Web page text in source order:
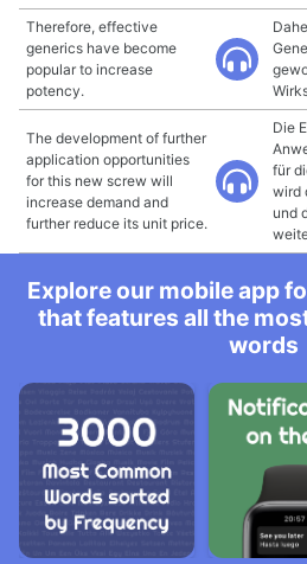
Therefore, effective
generics have become
popular to increase
potency.
The development of further
application opportunities
for this new screw will
increase demand and
further reduce its unit price.
Die
für
wird
und
Explore our mobile app
that features all the
words